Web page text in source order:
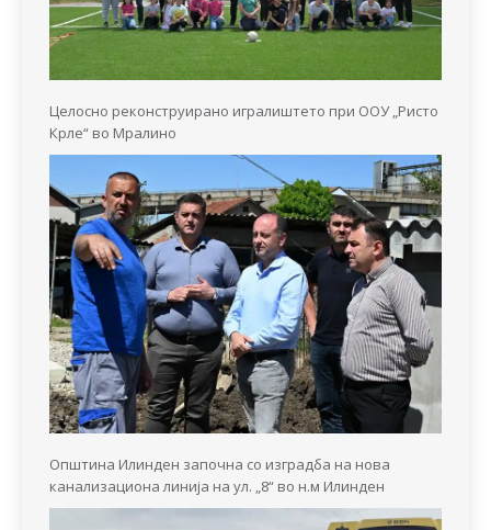
Целосно реконструирано игралиштето при ООУ „Ристо
Крле“ во Мралино
Општина Илинден започна со изградба на нова
канализациона линија на ул. „8“ во н.м Илинден